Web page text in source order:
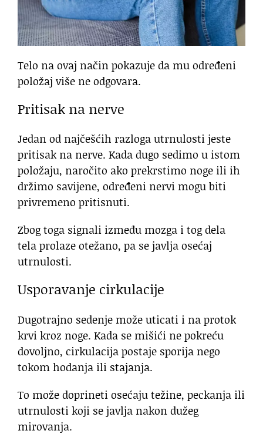
Telo na ovaj način pokazuje da mu određeni
položaj više ne odgovara.
Pritisak na nerve
Jedan od najčešćih razloga utrnulosti jeste
pritisak na nerve. Kada dugo sedimo u istom
položaju, naročito ako prekrstimo noge ili ih
držimo savijene, određeni nervi mogu biti
privremeno pritisnuti.
Zbog toga signali između mozga i tog dela
tela prolaze otežano, pa se javlja osećaj
utrnulosti.
Usporavanje cirkulacije
Dugotrajno sedenje može uticati i na protok
krvi kroz noge. Kada se mišići ne pokreću
dovoljno, cirkulacija postaje sporija nego
tokom hodanja ili stajanja.
To može doprineti osećaju težine, peckanja ili
utrnulosti koji se javlja nakon dužeg
mirovanja.